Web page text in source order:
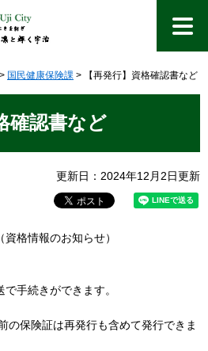
> 国民健康保険課 > 【再発行】資格確認書など
確認書など
更新日：2024年12月2日更新
格情報のお知らせ）
手続きができます。
の保険証は再発行も含めて発行できま